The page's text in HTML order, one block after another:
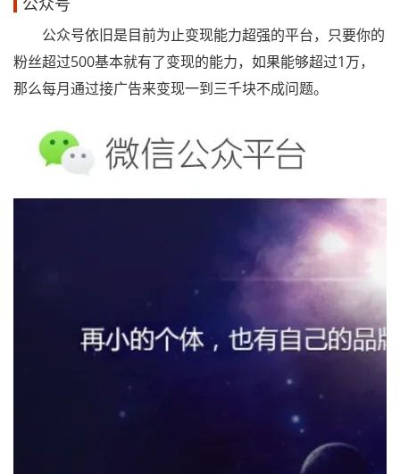
公众号依旧是目前为止变现能力超强的平台，只要你的
粉丝超过500基本就有了变现的能力，如果能够超过1万，
那么每月通过接广告来变现一到三千块不成问题。